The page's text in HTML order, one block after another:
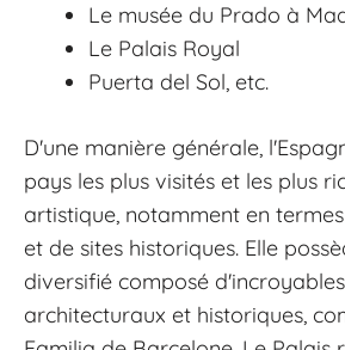
Le musée du Prado à
Le Palais Royal
Puerta del Sol, etc.
D'une manière générale,
pays les plus visités et les plus
artistique, notamment en
et de sites historiques. Elle
diversifié composé
architecturaux et historiques,